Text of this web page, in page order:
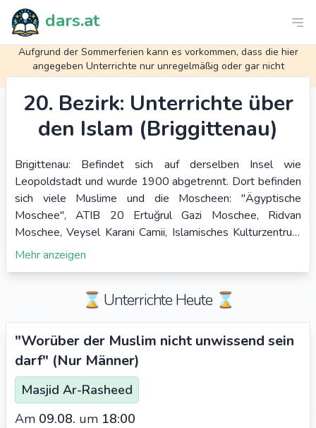
dars.at
Aufgrund der Sommerferien kann es vorkommen, dass die hier
angegeben Unterrichte nur unregelmäßig oder gar nicht
stattfinden. Möge Allah euch segnen.
20. Bezirk: Unterrichte über
den Islam (Briggittenau)
Brigittenau: Befindet sich auf derselben Insel wie
Leopoldstadt und wurde 1900 abgetrennt. Dort befinden
sich viele Muslime und die Moscheen: "Ägyptische
Moschee", ATIB 20 Ertuğrul Gazi Moschee, Ridvan
Moschee, Veysel Karani Camii, Islamisches Kulturzentrum
Brigittanau, Vuslat Verein, Masjid Ansar | مسجد الأنصار ,
Zugänglich für alle Muslime in Wien.
Mehr anzeigen
⌛️ Unterrichte Heute ⌛️
"Worüber der Muslim nicht unwissend sein
darf" (Nur Männer)
Masjid Ar-Rasheed
Am 09.08. um 18:00